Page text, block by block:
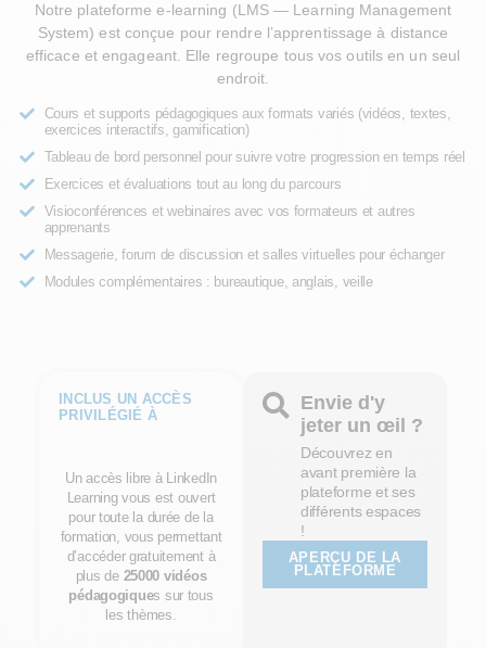
Notre plateforme e-learning (LMS — Learning Management
System) est conçue pour rendre l’apprentissage à distance
efficace et engageant. Elle regroupe tous vos outils en un seul
endroit.
Cours et supports pédagogiques aux formats variés (vidéos, textes,
exercices interactifs, gamification)
Tableau de bord personnel pour suivre votre progression en temps réel
Exercices et évaluations tout au long du parcours
Visioconférences et webinaires avec vos formateurs et autres
apprenants
Messagerie, forum de discussion et salles virtuelles pour échanger
Modules complémentaires : bureautique, anglais, veille
INCLUS UN ACCÈS
PRIVILÉGIÉ À
Un accès libre à LinkedIn
Learning vous est ouvert
pour toute la durée de la
formation, vous permettant
d’accéder gratuitement à
plus de 25000 vidéos
pédagogiques sur tous
les thèmes.
Envie d'y
jeter un œil ?
Découvrez en
avant première la
plateforme et ses
différents espaces
!
APERÇU DE LA
PLATEFORME